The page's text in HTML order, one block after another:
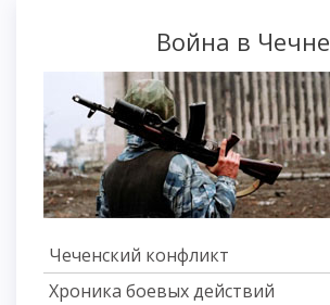
Война в Чечне
Чеченский конфликт
Хроника боевых действий